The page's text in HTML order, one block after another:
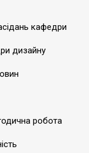
кафедри
дизайну
робота